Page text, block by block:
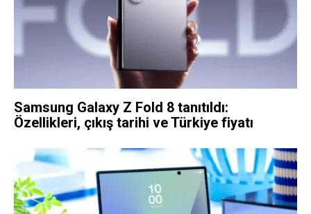
Samsung Galaxy Z Fold 8 tanıtıldı:
Özellikleri, çıkış tarihi ve Türkiye fiyatı